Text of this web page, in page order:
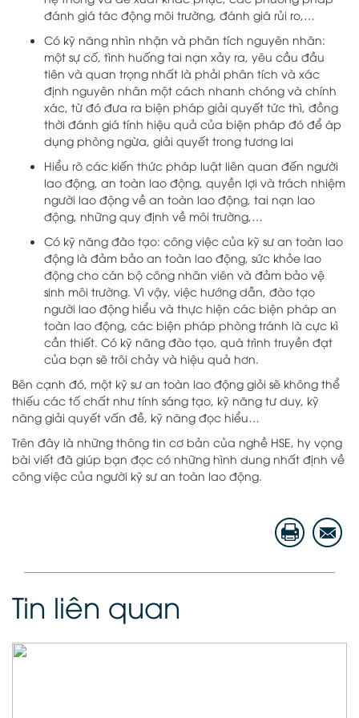
đánh giá tác động môi trường, đánh giá rủi ro,…
Có kỹ năng nhìn nhận và phân tích nguyên nhân:
một sự cố, tình huống tai nạn xảy ra, yêu cầu đầu
tiên và quan trọng nhất là phải phân tích và xác
định nguyên nhân một cách nhanh chóng và chính
xác, từ đó đưa ra biện pháp giải quyết tức thì, đồng
thời đánh giá tính hiệu quả của biện pháp đó để áp
dụng phòng ngừa, giải quyết trong tương lai
Hiểu rõ các kiến thức pháp luật liên quan đến người
lao động, an toàn lao động, quyền lợi và trách nhiệm
người lao động về an toàn lao động, tai nạn lao
động, những quy định về môi trường,…
Có kỹ năng đào tạo: công việc của kỹ sư an toàn lao
động là đảm bảo an toàn lao động, sức khỏe lao
động cho cán bộ công nhân viên và đảm bảo vệ
sinh môi trường. Vì vậy, việc hướng dẫn, đào tạo
người lao động hiểu và thực hiện các biện pháp an
toàn lao động, các biện pháp phòng tránh là cực kì
cần thiết. Có kỹ năng đào tạo, quá trình truyền đạt
của bạn sẽ trôi chảy và hiệu quả hơn.
Bên cạnh đó, một kỹ sư an toàn lao động giỏi sẽ không thể
thiếu các tố chất như tính sáng tạo, kỹ năng tư duy, kỹ
năng giải quyết vấn đề, kỹ năng đọc hiểu…
Trên đây là những thông tin cơ bản của nghề HSE, hy vọng
bài viết đã giúp bạn đọc có những hình dung nhất định về
công việc của người kỹ sư an toàn lao động.
Tin liên quan